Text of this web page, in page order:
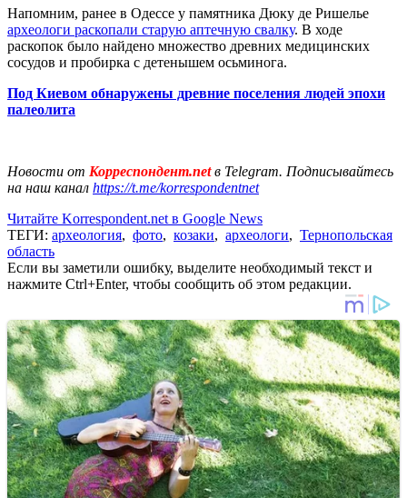
Напомним, ранее в Одессе у памятника Дюку де Ришелье
археологи раскопали старую аптечную свалку. В ходе
раскопок было найдено множество древних медицинских
сосудов и пробирка с детенышем осьминога.
Под Киевом обнаружены древние поселения людей эпохи
палеолита
Новости от Корреспондент.netв Telegram. Подписывайтесь
на наш канал https://t.me/korrespondentnet
Читайте Korrespondent.net в Google News
ТЕГИ: археология, фото, козаки, археологи, Тернопольская
область
Если вы заметили ошибку, выделите необходимый текст и
нажмите Ctrl+Enter, чтобы сообщить об этом редакции.